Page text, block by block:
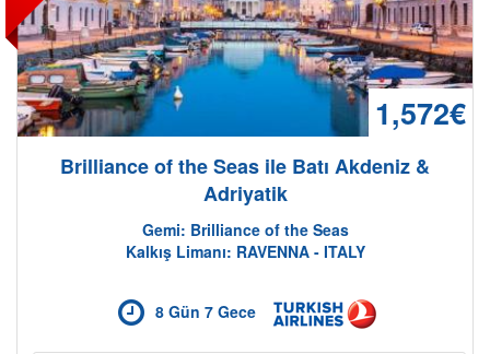
1,572€
Brilliance of the Seas ile Batı Akdeniz &
Adriyatik
Gemi: Brilliance of the Seas
Kalkış Limanı: RAVENNA - ITALY
8 Gün 7 Gece